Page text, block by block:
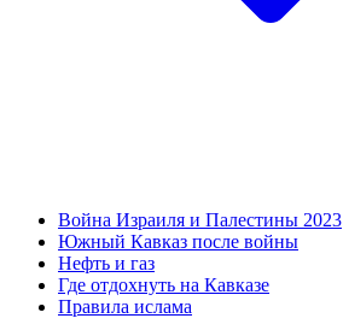
Война Израиля и Палестины 2023
Южный Кавказ после войны
Нефть и газ
Где отдохнуть на Кавказе
Правила ислама